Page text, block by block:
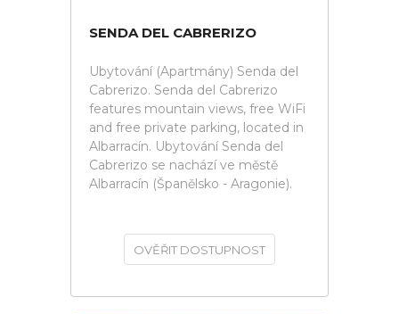
SENDA DEL CABRERIZO
Ubytování (Apartmány) Senda del
Cabrerizo. Senda del Cabrerizo
features mountain views, free WiFi
and free private parking, located in
Albarracín. Ubytování Senda del
Cabrerizo se nachází ve městě
Albarracín (Španělsko - Aragonie).
OVĚŘIT DOSTUPNOST